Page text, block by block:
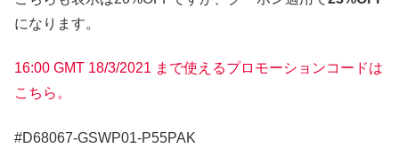
になります。
16:00 GMT 18/3/2021 まで使えるプロモーションコードは
こちら。
#D68067-GSWP01-P55PAK